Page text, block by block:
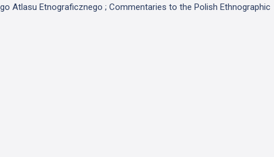
Atlasu Etnograficznego ; Commentaries to the Polish Ethnographic